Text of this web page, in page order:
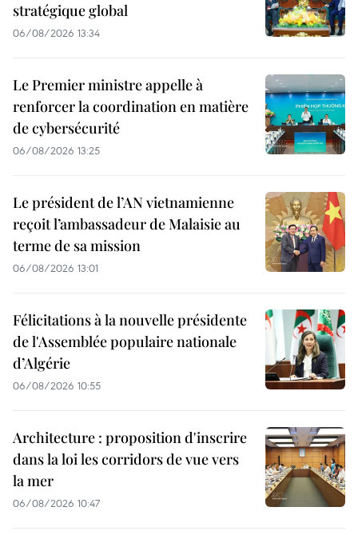
stratégique global
06/08/2026 13:34
Le Premier ministre appelle à
renforcer la coordination en matière
de cybersécurité
06/08/2026 13:25
Le président de l’AN vietnamienne
reçoit l’ambassadeur de Malaisie au
terme de sa mission
06/08/2026 13:01
Félicitations à la nouvelle présidente
de l'Assemblée populaire nationale
d’Algérie
06/08/2026 10:55
Architecture : proposition d'inscrire
dans la loi les corridors de vue vers
la mer
06/08/2026 10:47